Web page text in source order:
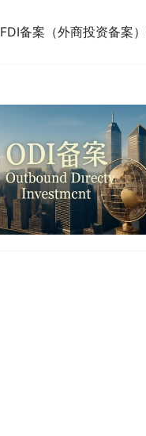
FDI备案（外商投资备案）